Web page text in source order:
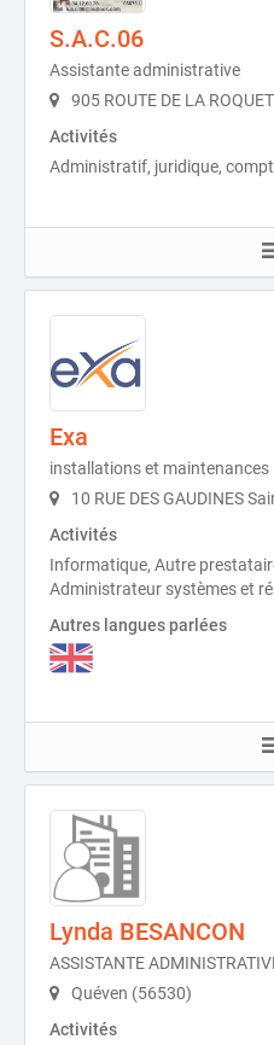
S.A.C.06
Assistante administrative
905 ROUTE DE LA
Activités
Administratif, juridique,
Exa
installations et
10 RUE DES GAUDINES
Activités
Informatique, Autre
Administrateur systèmes et
Autres langues parlées
Lynda BESANCON
ASSISTANTE
Quéven (56530)
Activités